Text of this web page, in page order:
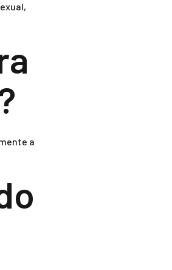
a